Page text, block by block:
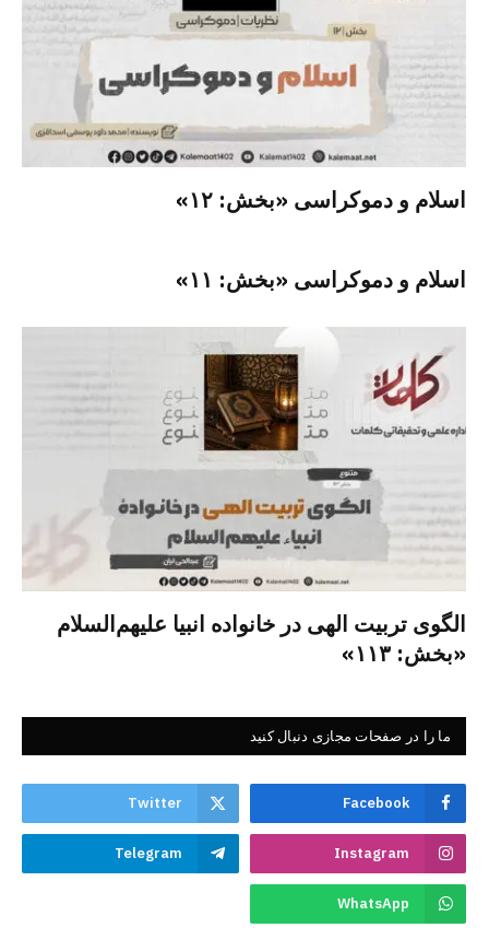
اسلام و دموکراسی «بخش: ۱۲»
اسلام و دموکراسی «بخش: ۱۱»
الگوی تربیت الهی در خانواده انبیا‌‌ علیهم‌السلام
«بخش: ۱۱۳»
ما را در صفحات مجازی دنبال کنید
Facebook
Twitter
Instagram
Telegram
WhatsApp